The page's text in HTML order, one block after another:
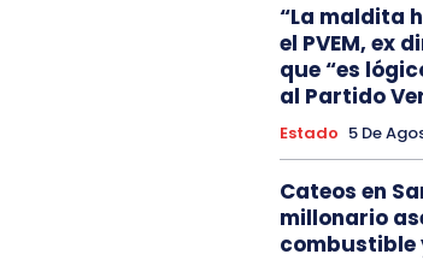
“La maldita
el PVEM, ex
que “es
al Partido
Estado 5 De
Cateos en
millonario
combustible